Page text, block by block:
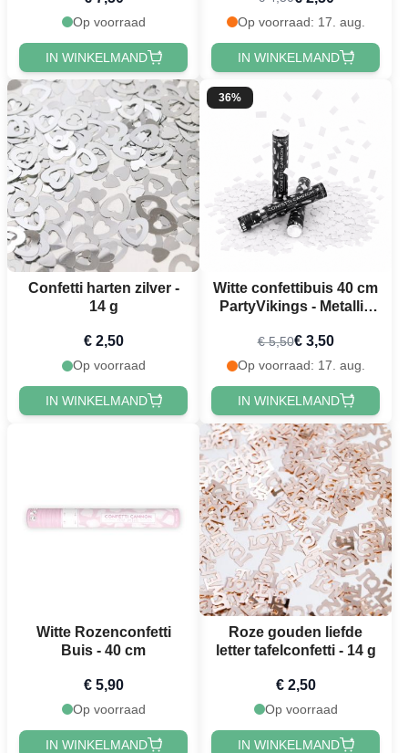
Op voorraad
IN WINKELMAND
Op voorraad: 17. aug.
IN WINKELMAND
Confetti harten zilver -
14 g
€ 2,50
Op voorraad
IN WINKELMAND
36%
Witte confettibuis 40 cm
PartyVikings - Metallic
€ 5,50€ 3,50
Op voorraad: 17. aug.
IN WINKELMAND
Witte Rozenconfetti
Buis - 40 cm
€ 5,90
Op voorraad
IN WINKELMAND
Roze gouden liefde
letter tafelconfetti - 14 g
€ 2,50
Op voorraad
IN WINKELMAND